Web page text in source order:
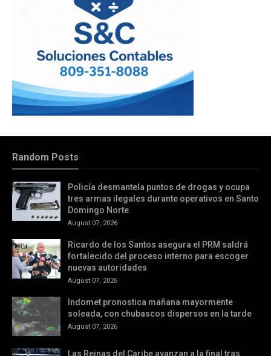
Random Posts
Policía desmantela puntos de drogas y ocupa
tres armas ilegales durante operativos en Santo
Domingo Norte
August 07, 2026
Ricardo de los Santos asegura el PRM saldrá
fortalecido del proceso interno para escoger
nuevas autoridades
August 07, 2026
Indomet pronostica mañana mayormente
soleada, con chubascos dispersos en la tarde
August 07, 2026
Las Reinas del Caribe avanzan a la final tras